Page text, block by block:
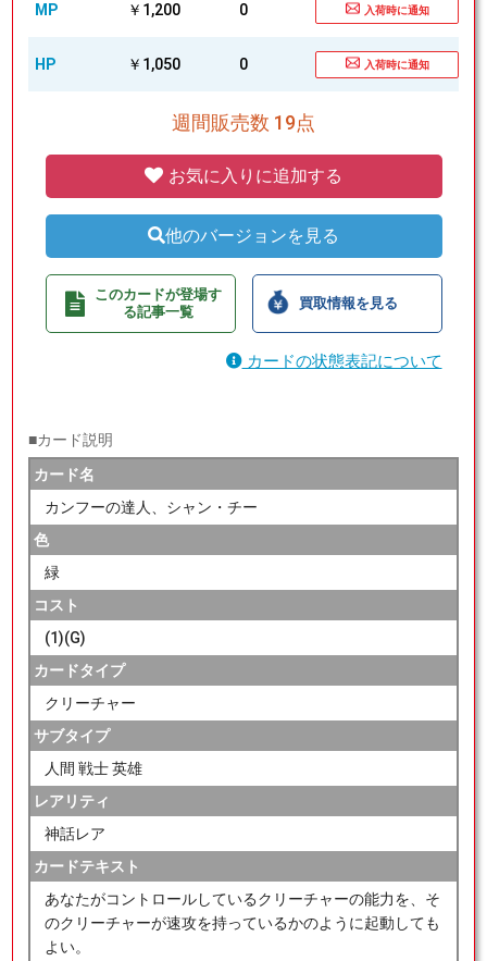
MP ￥1,200 0 入荷時に通知
HP ￥1,050 0 入荷時に通知
週間販売数 19点
お気に入りに追加する
他のバージョンを見る
このカードが登場す
る記事一覧
買取情報を見る
カードの状態表記について
■カード説明
カード名
カンフーの達人、シャン・チー
色
緑
コスト
(1)(G)
カードタイプ
クリーチャー
サブタイプ
人間 戦士 英雄
レアリティ
神話レア
カードテキスト
あなたがコントロールしているクリーチャーの能力を、そ
のクリーチャーが速攻を持っているかのように起動しても
よい。